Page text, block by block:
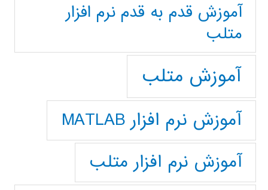
آموزش قدم به قدم نرم افزار
متلب
آموزش متلب
آموزش نرم افزار MATLAB
آموزش نرم افزار متلب